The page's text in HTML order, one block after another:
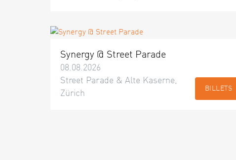
Synergy @ Street Parade
08.08.2026
Street Parade & Alte Kaserne,
Zürich
BILLETS